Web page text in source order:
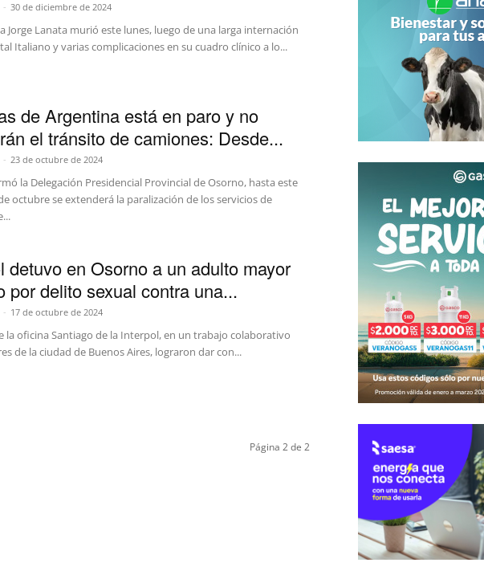
- 30 de diciembre de 2024
Jorge Lanata murió este lunes, luego de una larga internación
Italiano y varias complicaciones en su cuadro clínico a lo...
de Argentina está en paro y no
el tránsito de camiones: Desde...
- 23 de octubre de 2024
la Delegación Presidencial Provincial de Osorno, hasta este
octubre se extenderá la paralización de los servicios de
detuvo en Osorno a un adulto mayor
por delito sexual contra una...
- 17 de octubre de 2024
la oficina Santiago de la Interpol, en un trabajo colaborativo
de la ciudad de Buenos Aires, lograron dar con...
Página 2 de 2